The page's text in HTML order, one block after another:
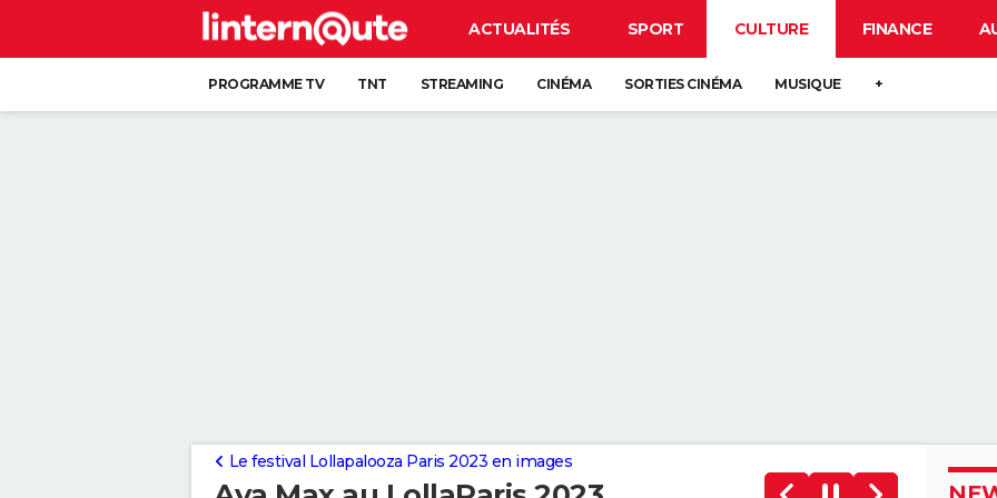
ACTUALITÉS SPORT CULTURE FINANCE
PROGRAMME TV TNT STREAMING CINÉMA SORTIES CINÉMA MUSIQUE +
Le festival Lollapalooza Paris 2023 en images